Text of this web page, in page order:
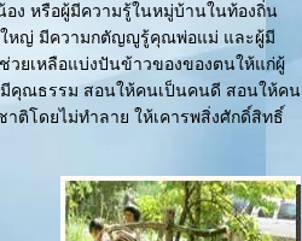
ง หรือผู้มีความรู้ในหมู่บ้านในท้องถิ่น
ใหญ่ มีความกตัญญูรู้คุณพ่อแม่ และผู้มี
ยเหลือแบ่งปันข้าวของของตนให้แก่ผู้
คุณธรรม สอนให้คนเป็นคนดี สอนให้คน
ติโดยไม่ทำลาย ให้เคารพสิ่งศักดิ์สิทธิ์